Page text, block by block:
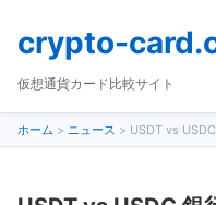
crypto-
仮想通貨カード比較サイト
ホーム > ニュース > USDT vs